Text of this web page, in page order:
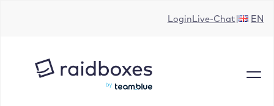
LoginLive-Chat EN